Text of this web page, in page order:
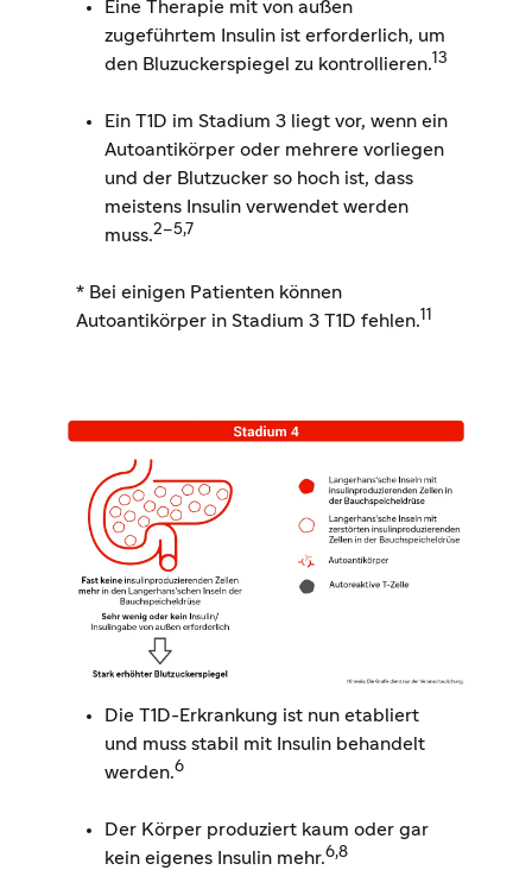
Eine Therapie mit von außen
zugeführtem Insulin ist erforderlich, um
den Bluzuckerspiegel zu kontrollieren.13
Ein T1D im Stadium 3 liegt vor, wenn ein
Autoantikörper oder mehrere vorliegen
und der Blutzucker so hoch ist, dass
meistens Insulin verwendet werden
muss.2–5,7
* Bei einigen Patienten können
Autoantikörper in Stadium 3 T1D fehlen.11
Die T1D-Erkrankung ist nun etabliert
und muss stabil mit Insulin behandelt
werden.6
Der Körper produziert kaum oder gar
kein eigenes Insulin mehr.6,8